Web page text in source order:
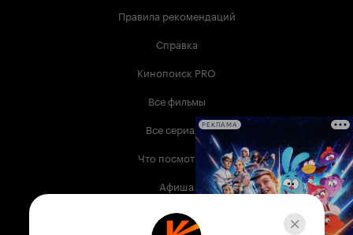
Правила рекомендаций
Справка
Кинопоиск PRO
Все фильмы
Все сериалы
Что посмотреть
Афиша
Музыка
РЕКЛАМА